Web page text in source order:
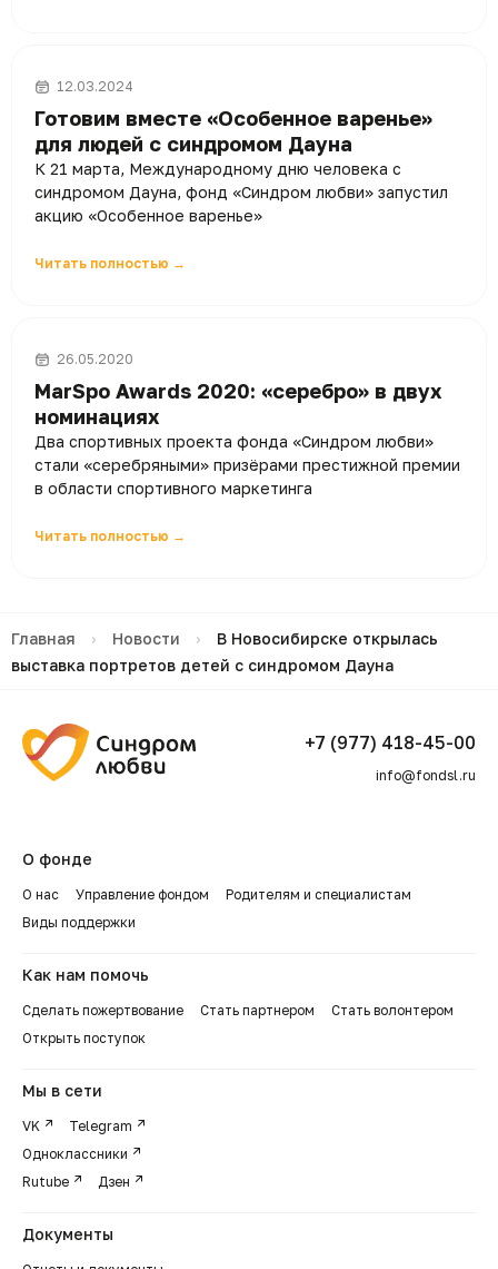
12.03.2024
Готовим вместе «Особенное варенье»
для людей с синдромом Дауна
К 21 марта, Международному дню человека с
синдромом Дауна, фонд «Синдром любви» запустил
акцию «Особенное варенье»
Читать полностью →
26.05.2020
MarSpo Awards 2020: «серебро» в двух
номинациях
Два спортивных проекта фонда «Синдром любви»
стали «серебряными» призёрами престижной премии
в области спортивного маркетинга
Читать полностью →
Главная › Новости ›
В Новосибирске открылась
выставка портретов детей с синдромом Дауна
+7 (977) 418-45-00
info@fondsl.ru
О фонде
О нас Управление фондом
Родителям и специалистам
Виды поддержки
Как нам помочь
Сделать пожертвование Стать партнером
Стать волонтером
Открыть поступок
Мы в сети
VK
Telegram
Одноклассники
Rutube
Дзен
Документы